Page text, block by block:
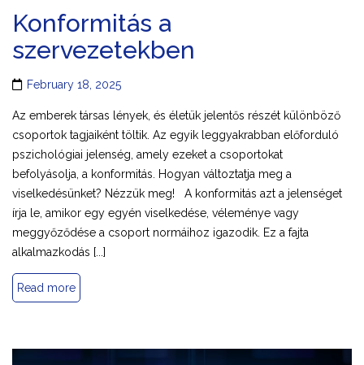
Konformitás a
szervezetekben
February 18, 2025
Az emberek társas lények, és életük jelentős részét különböző
csoportok tagjaiként töltik. Az egyik leggyakrabban előforduló
pszichológiai jelenség, amely ezeket a csoportokat
befolyásolja, a konformitás. Hogyan változtatja meg a
viselkedésünket? Nézzük meg! A konformitás azt a jelenséget
írja le, amikor egy egyén viselkedése, véleménye vagy
meggyőződése a csoport normáihoz igazodik. Ez a fajta
alkalmazkodás [...]
Read more